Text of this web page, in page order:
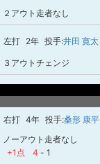
２アウト走者なし
左打 2年 投手:井田 寛太
３アウトチェンジ
右打 4年 投手:桑形 康平
ノーアウト走者なし
+1点
4 - 1